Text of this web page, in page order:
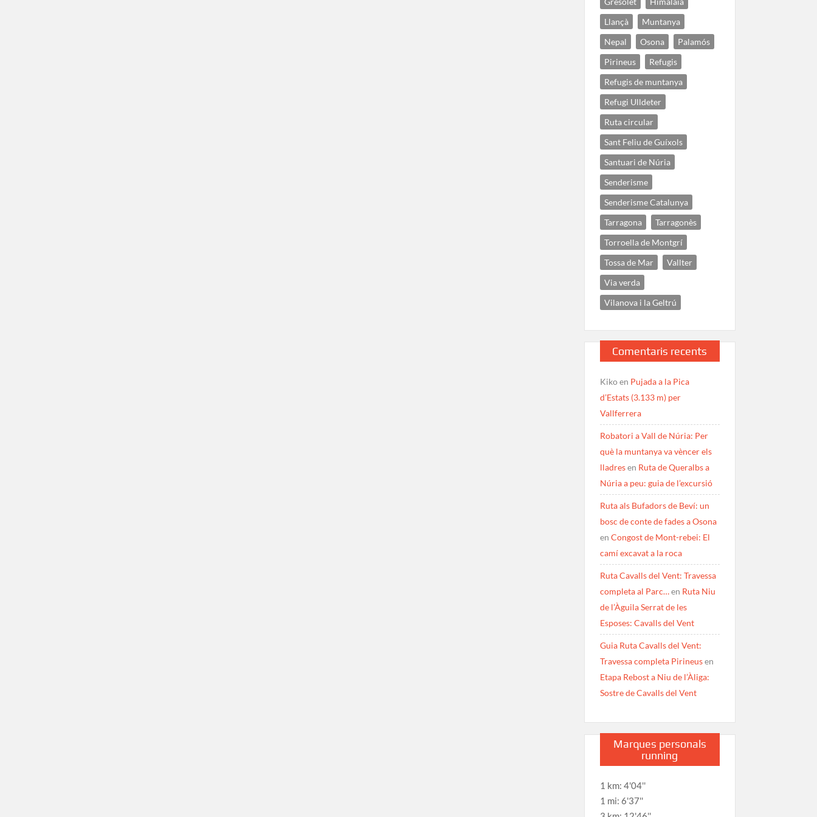
Llançà
Muntanya
Nepal
Osona
Palamós
Pirineus
Refugis
Refugis de muntanya
Refugi Ulldeter
Ruta circular
Sant Feliu de Guíxols
Santuari de Núria
Senderisme
Senderisme Catalunya
Tarragona
Tarragonès
Torroella de Montgrí
Tossa de Mar
Vallter
Via verda
Vilanova i la Geltrú
Comentaris recents
Kikoen Pujada a la Pica
d’Estats (3.133 m) per
Vallferrera
Robatori a Vall de Núria: Per
què la muntanya va vèncer els
lladresen Ruta de Queralbs a
Núria a peu: guia de l’excursió
Ruta als Bufadors de Beví: un
bosc de conte de fades a Osona
en Congost de Mont-rebei: El
camí excavat a la roca
Ruta Cavalls del Vent: Travessa
completa al Parc…en Ruta Niu
de l’Àguila Serrat de les
Esposes: Cavalls del Vent
Guia Ruta Cavalls del Vent:
Travessa completa Pirineusen
Etapa Rebost a Niu de l’Àliga:
Sostre de Cavalls del Vent
Marques personals
running
1 km: 4'04''
1 mi: 6'37''